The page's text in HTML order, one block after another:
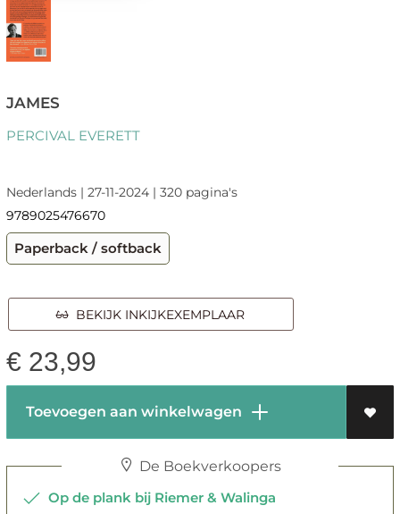
JAMES
PERCIVAL EVERETT
Nederlands | 27-11-2024 | 320 pagina's
9789025476670
Paperback / softback
BEKIJK INKIJKEXEMPLAAR
€ 23,99
Toevoegen aan winkelwagen
De Boekverkoopers
Op de plank bij Riemer & Walinga